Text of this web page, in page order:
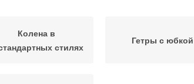
Колена в
стилях
Гетры с юбкой